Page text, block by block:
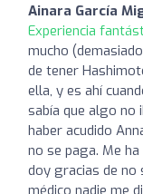
Ainara García
Experiencia
mucho
de tener
ella, y es ahí
sabía que algo no
haber acudido
no se paga. Me
doy gracias de no
médico nadie me